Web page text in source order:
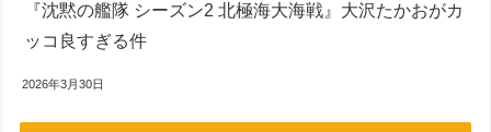
『沈黙の艦隊 シーズン2 北極海大海戦』大沢たかおがカ
ッコ良すぎる件
2026年3月30日